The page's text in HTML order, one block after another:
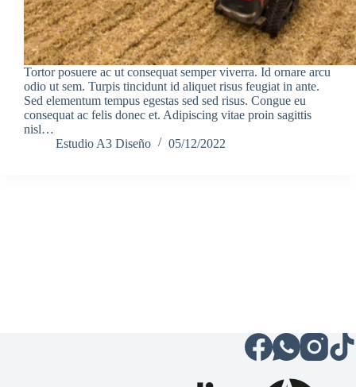
Tortor posuere ac ut consequat semper viverra. Id ornare arcu
odio ut sem. Turpis tincidunt id aliquet risus feugiat in ante.
Sed elementum tempus egestas sed sed risus. Congue eu
consequat ac felis donec et. Adipiscing vitae proin sagittis
nisl…
Estudio A3 Diseño
05/12/2022